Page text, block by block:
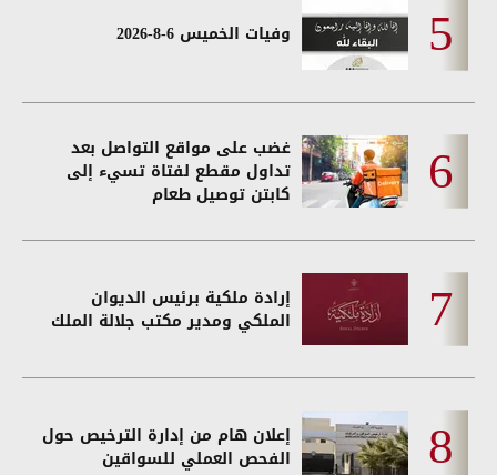
وفيات الخميس 6-8-2026
غضب على مواقع التواصل بعد
تداول مقطع لفتاة تسيء إلى
كابتن توصيل طعام
إرادة ملكية برئيس الديوان
الملكي ومدير مكتب جلالة الملك
إعلان هام من إدارة الترخيص حول
الفحص العملي للسواقين